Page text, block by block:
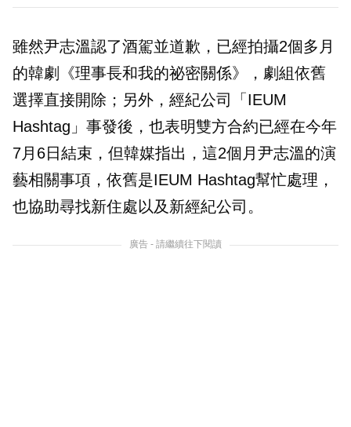
雖然尹志溫認了酒駕並道歉，已經拍攝2個多月
的韓劇《理事長和我的祕密關係》，劇組依舊
選擇直接開除；另外，經紀公司「IEUM
Hashtag」事發後，也表明雙方合約已經在今年
7月6日結束，但韓媒指出，這2個月尹志溫的演
藝相關事項，依舊是IEUM Hashtag幫忙處理，
也協助尋找新住處以及新經紀公司。
廣告 - 請繼續往下閱讀